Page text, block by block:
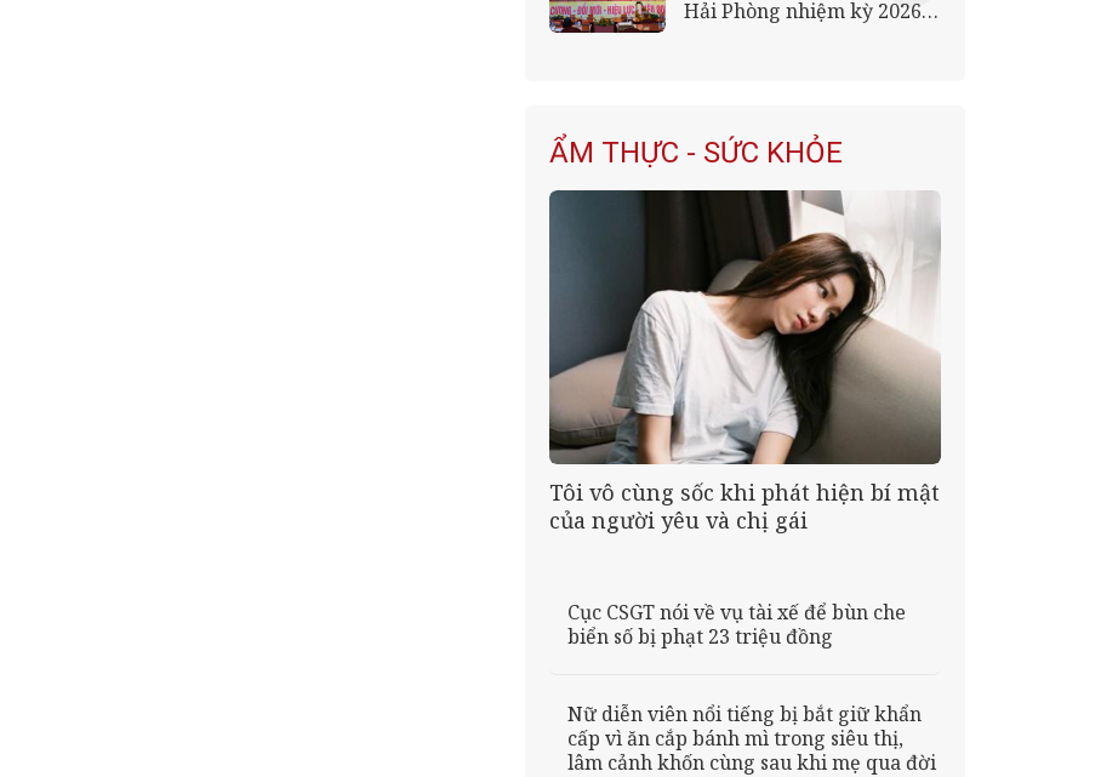
Hải Phòng nhiệm kỳ 2026 –
ẨM THỰC - SỨC KHỎE
Tôi vô cùng sốc khi phát hiện bí mật
của người yêu và chị gái
Cục CSGT nói về vụ tài xế để bùn che
biển số bị phạt 23 triệu đồng
Nữ diễn viên nổi tiếng bị bắt giữ khẩn
cấp vì ăn cắp bánh mì trong siêu thị,
lâm cảnh khốn cùng sau khi mẹ qua đời